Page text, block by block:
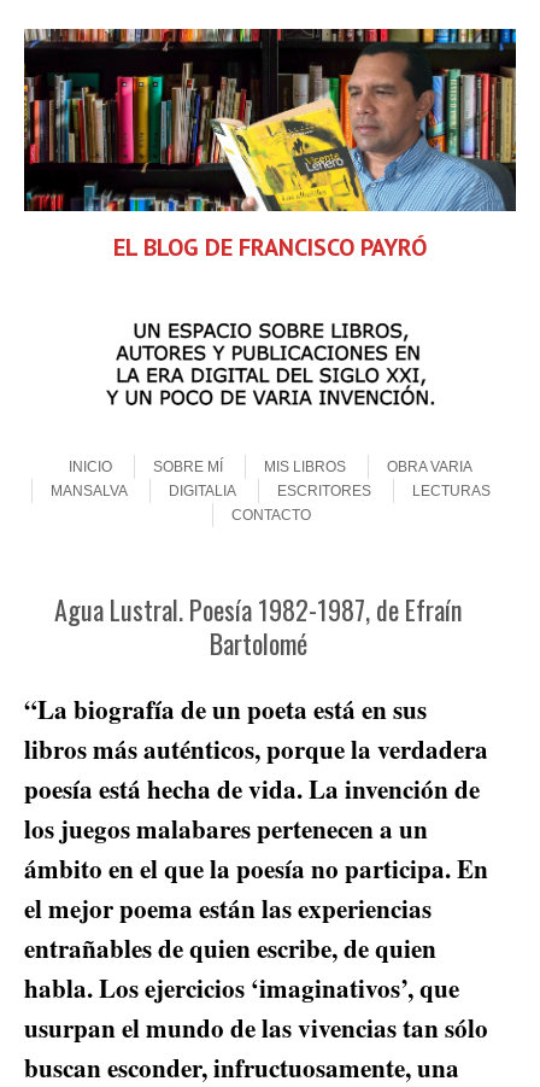
EL BLOG DE FRANCISCO PAYRÓ
MenuINICIO
SOBRE MÍ MIS LIBROS
OBRA VARIA
MANSALVA
DIGITALIA ESCRITORES
LECTURAS
CONTACTO
Agua Lustral. Poesía 1982-1987, de Efraín
Bartolomé
“La biografía de un poeta está en sus
libros más auténticos, porque la verdadera
poesía está hecha de vida. La invención de
los juegos malabares pertenecen a un
ámbito en el que la poesía no participa. En
el mejor poema están las experiencias
entrañables de quien escribe, de quien
habla. Los ejercicios ‘imaginativos’, que
usurpan el mundo de las vivencias tan sólo
buscan esconder, infructuosamente, una